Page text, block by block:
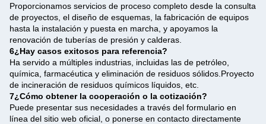
Proporcionamos servicios de proceso completo desde la consulta
de proyectos, el diseño de esquemas, la fabricación de equipos
hasta la instalación y puesta en marcha, y apoyamos la
renovación de tuberías de presión y calderas.
6¿Hay casos exitosos para referencia?
Ha servido a múltiples industrias, incluidas las de petróleo,
química, farmacéutica y eliminación de residuos sólidos.Proyecto
de incineración de residuos químicos líquidos, etc.
7¿Cómo obtener la cooperación o la cotización?
Puede presentar sus necesidades a través del formulario en
línea del sitio web oficial, o ponerse en contacto directamente